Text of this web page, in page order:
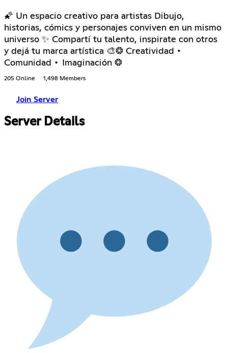
🌠 Un espacio creativo para artistas Dibujo,
historias, cómics y personajes conviven en un mismo
universo ✨ Compartí tu talento, inspirate con otros
y dejá tu marca artística 🎨❂ Creatividad •
Comunidad • Imaginación ❂
205 Online 1,498 Members
Join Server
Server Details